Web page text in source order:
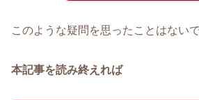
このような疑問を思ったことはない
本記事を読み終えれば